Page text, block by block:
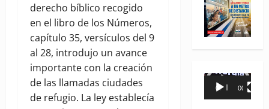
derecho bíblico recogido
en el libro de los Números,
capítulo 35, versículos del 9
al 28, introdujo un avance
importante con la creación
de las llamadas ciudades
de refugio. La ley establecía
Reproductor
00:00 00:35